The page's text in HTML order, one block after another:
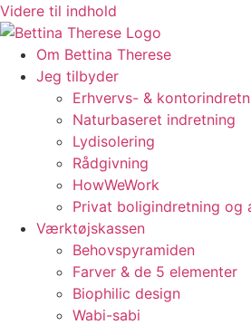
Videre til indhold
Om Bettina Therese
Jeg tilbyder
Erhvervs- &
Naturbaseret indretning
Lydisolering
Rådgivning
HowWeWork
Privat boligindretning og
Værktøjskassen
Behovspyramiden
Farver & de 5 elementer
Biophilic design
Wabi-sabi